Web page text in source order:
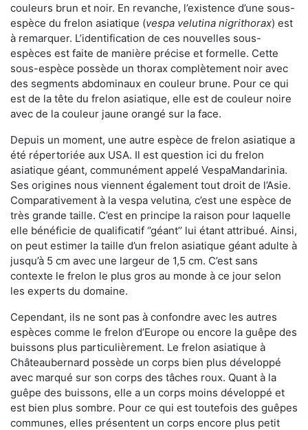
couleurs brun et noir. En revanche, l’existence d’une sous-
espèce du frelon asiatique (vespa velutina nigrithorax) est
à remarquer. L’identification de ces nouvelles sous-
espèces est faite de manière précise et formelle. Cette
sous-espèce possède un thorax complètement noir avec
des segments abdominaux en couleur brune. Pour ce qui
est de la tête du frelon asiatique, elle est de couleur noire
avec de la couleur jaune orangé sur la face.
Depuis un moment, une autre espèce de frelon asiatique a
été répertoriée aux USA. Il est question ici du frelon
asiatique géant, communément appelé VespaMandarinia.
Ses origines nous viennent également tout droit de l’Asie.
Comparativement à la vespa velutina, c’est une espèce de
très grande taille. C’est en principe la raison pour laquelle
elle bénéficie de qualificatif ‘’géant’’ lui étant attribué. Ainsi,
on peut estimer la taille d’un frelon asiatique géant adulte à
jusqu’à 5 cm avec une largeur de 1,5 cm. C’est sans
contexte le frelon le plus gros au monde à ce jour selon
les experts du domaine.
Cependant, ils ne sont pas à confondre avec les autres
espèces comme le frelon d’Europe ou encore la guêpe des
buissons plus particulièrement. Le frelon asiatique à
Châteaubernard possède un corps bien plus développé
avec marqué sur son corps des tâches roux. Quant à la
guêpe des buissons, elle a un corps moins développé et
est bien plus sombre. Pour ce qui est toutefois des guêpes
communes, elles présentent un corps encore plus petit